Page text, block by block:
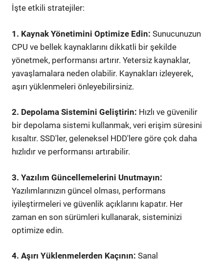
İşte etkili stratejiler:
1. Kaynak Yönetimini Optimize Edin: Sunucunuzun
CPU ve bellek kaynaklarını dikkatli bir şekilde
yönetmek, performansı artırır. Yetersiz kaynaklar,
yavaşlamalara neden olabilir. Kaynakları izleyerek,
aşırı yüklenmeleri önleyebilirsiniz.
2. Depolama Sistemini Geliştirin: Hızlı ve güvenilir
bir depolama sistemi kullanmak, veri erişim süresini
kısaltır. SSD'ler, geleneksel HDD'lere göre çok daha
hızlıdır ve performansı artırabilir.
3. Yazılım Güncellemelerini Unutmayın:
Yazılımlarınızın güncel olması, performans
iyileştirmeleri ve güvenlik açıklarını kapatır. Her
zaman en son sürümleri kullanarak, sisteminizi
optimize edin.
4. Aşırı Yüklenmelerden Kaçının: Sanal